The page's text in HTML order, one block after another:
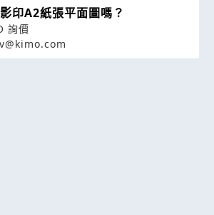
印A2紙張平面圖嗎？
詢價